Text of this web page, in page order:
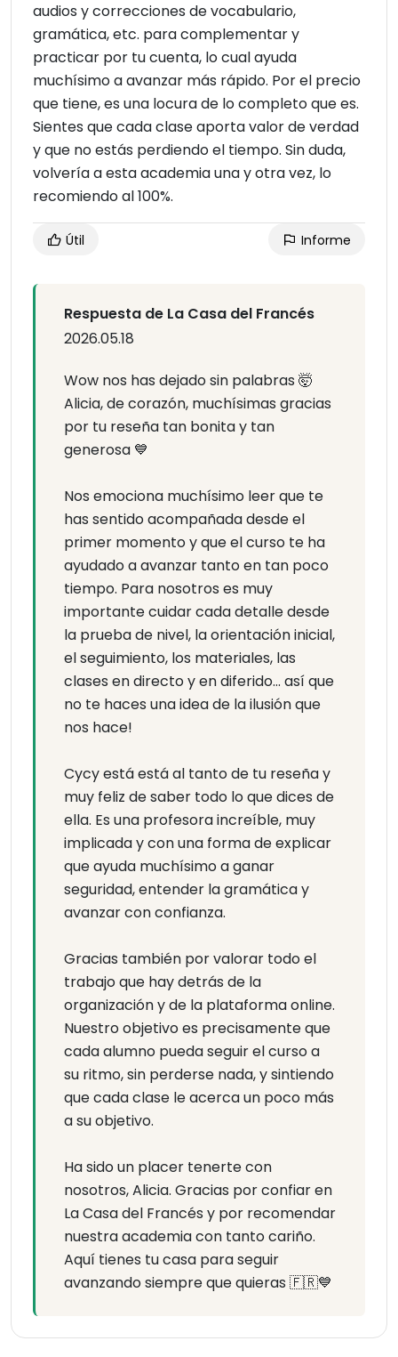
audios y correcciones de vocabulario,
gramática, etc. para complementar y
practicar por tu cuenta, lo cual ayuda
muchísimo a avanzar más rápido. Por el precio
que tiene, es una locura de lo completo que es.
Sientes que cada clase aporta valor de verdad
y que no estás perdiendo el tiempo. Sin duda,
volvería a esta academia una y otra vez, lo
recomiendo al 100%.
Útil Informe
Respuesta de La Casa del Francés
2026.05.18
Wow nos has dejado sin palabras 🤯
Alicia, de corazón, muchísimas gracias
por tu reseña tan bonita y tan
generosa 💙
Nos emociona muchísimo leer que te
has sentido acompañada desde el
primer momento y que el curso te ha
ayudado a avanzar tanto en tan poco
tiempo. Para nosotros es muy
importante cuidar cada detalle desde
la prueba de nivel, la orientación inicial,
el seguimiento, los materiales, las
clases en directo y en diferido… así que
no te haces una idea de la ilusión que
nos hace!
Cycy está está al tanto de tu reseña y
muy feliz de saber todo lo que dices de
ella. Es una profesora increíble, muy
implicada y con una forma de explicar
que ayuda muchísimo a ganar
seguridad, entender la gramática y
avanzar con confianza.
Gracias también por valorar todo el
trabajo que hay detrás de la
organización y de la plataforma online.
Nuestro objetivo es precisamente que
cada alumno pueda seguir el curso a
su ritmo, sin perderse nada, y sintiendo
que cada clase le acerca un poco más
a su objetivo.
Ha sido un placer tenerte con
nosotros, Alicia. Gracias por confiar en
La Casa del Francés y por recomendar
nuestra academia con tanto cariño.
Aquí tienes tu casa para seguir
avanzando siempre que quieras 🇫🇷💙